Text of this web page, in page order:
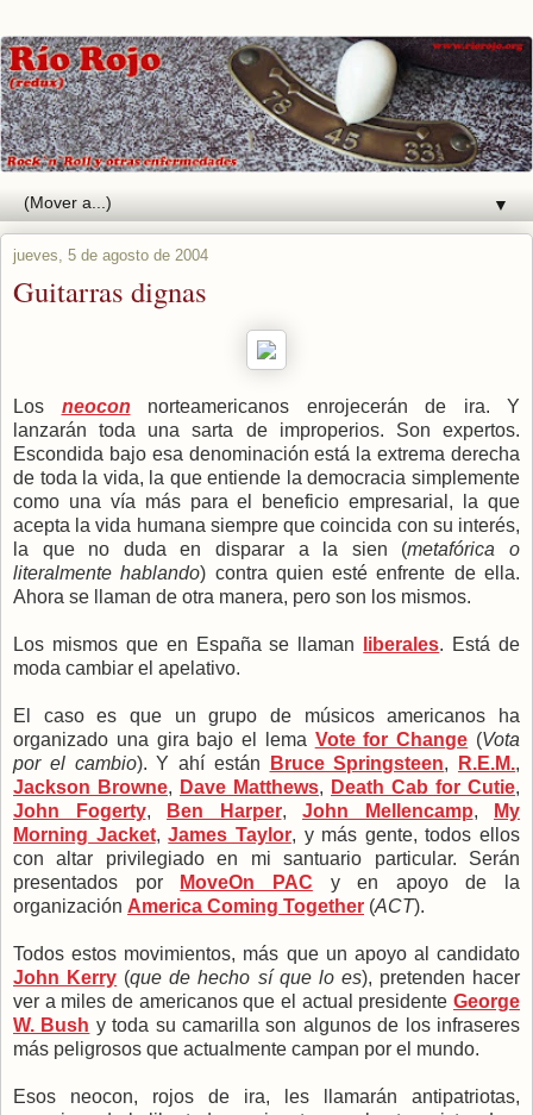
▼
jueves, 5 de agosto de 2004
Guitarras dignas
Los neocon norteamericanos enrojecerán de ira. Y
lanzarán toda una sarta de improperios. Son expertos.
Escondida bajo esa denominación está la extrema derecha
de toda la vida, la que entiende la democracia simplemente
como una vía más para el beneficio empresarial, la que
acepta la vida humana siempre que coincida con su interés,
la que no duda en disparar a la sien (metafórica o
literalmente hablando) contra quien esté enfrente de ella.
Ahora se llaman de otra manera, pero son los mismos.
Los mismos que en España se llaman liberales. Está de
moda cambiar el apelativo.
El caso es que un grupo de músicos americanos ha
organizado una gira bajo el lema Vote for Change (Vota
por el cambio). Y ahí están Bruce Springsteen, R.E.M.,
Jackson Browne, Dave Matthews, Death Cab for Cutie,
John Fogerty, Ben Harper, John Mellencamp,
My
Morning Jacket,James Taylor, y más gente, todos ellos
con altar privilegiado en mi santuario particular. Serán
presentados por
MoveOn PAC y en apoyo de la
organización America Coming Together (ACT).
Todos estos movimientos, más que un apoyo al candidato
John Kerry (que de hecho sí que lo es), pretenden hacer
ver a miles de americanos que el actual presidente George
W. Bush y toda su camarilla son algunos de los infraseres
más peligrosos que actualmente campan por el mundo.
Esos neocon, rojos de ira, les llamarán antipatriotas,